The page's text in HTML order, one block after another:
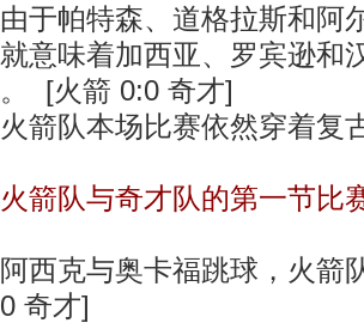
于帕特森、道格拉斯和阿
意味着加西亚、罗宾逊和
[火箭 0:0 奇才]
箭队本场比赛依然穿着复
火箭队与奇才队的第一节比
西克与奥卡福跳球，火箭
奇才]